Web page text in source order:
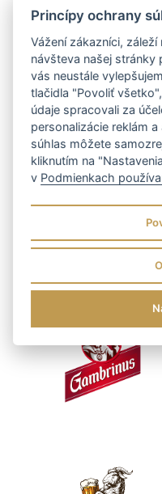
Naša
ako
Princípy ochrany
Vážení zákazníci,
návšteva našej stránky
vás neustále
tlačidla "Povoliť
údaje spracovali za
personalizácie reklám
súhlas môžete
kliknutím na
v Podmienkach